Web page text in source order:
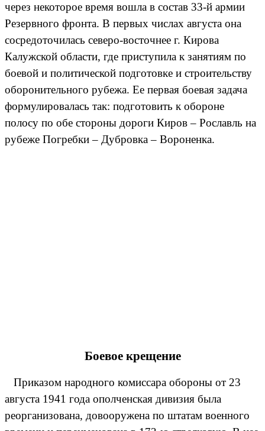
через некоторое время вошла в состав 33-й армии
Резервного фронта. В первых числах августа она
сосредоточилась северо-восточнее г. Кирова
Калужской области, где приступила к занятиям по
боевой и политической подготовке и строительству
оборонительного рубежа. Ее первая боевая задача
формулировалась так: подготовить к обороне
полосу по обе стороны дороги Киров – Рославль на
рубеже Погребки – Дубровка – Вороненка.
Боевое крещение
Приказом народного комиссара обороны от 23
августа 1941 года ополченская дивизия была
реорганизована, довооружена по штатам военного